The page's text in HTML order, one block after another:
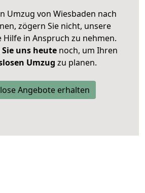
Umzug von Wiesbaden nach
zögern Sie nicht, unsere
in Anspruch zu nehmen.
uns heutenoch, um Ihren
Umzug zu planen.
Angebote erhalten